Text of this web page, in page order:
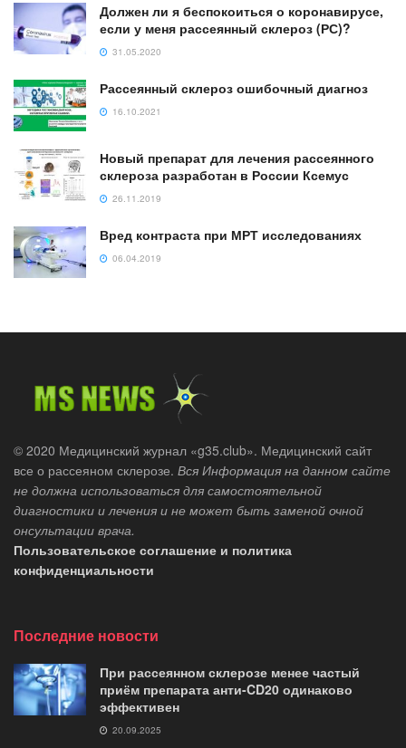
Должен ли я беспокоиться о коронавирусе,
если у меня рассеянный склероз (РС)?
31.05.2020
Рассеянный склероз ошибочный диагноз
16.10.2021
Новый препарат для лечения рассеянного
склероза разработан в России Ксемус
26.11.2019
Вред контраста при МРТ исследованиях
06.04.2019
© 2020 Медицинский журнал «g35.club». Медицинский сайт
все о рассеяном склерозе. Вся Информация на данном сайте
не должна использоваться для самостоятельной
диагностики и лечения и не может быть заменой очной
онсультации врача.
Пользовательское соглашение и политика
конфиденциальности
Последние новости
При рассеянном склерозе менее частый
приём препарата анти-CD20 одинаково
эффективен
20.09.2025